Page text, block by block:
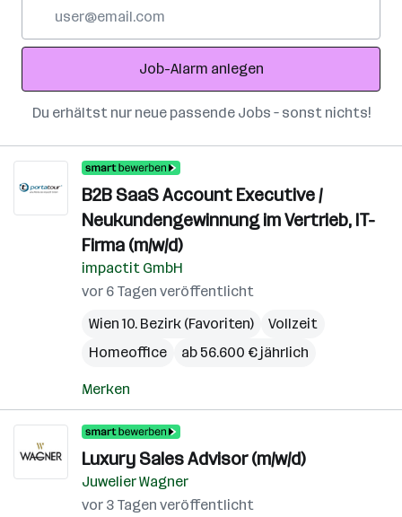
Adresse
Job-Alarm anlegen
Du erhältst nur neue passende Jobs – sonst nichts!
B2B SaaS Account Executive /
Neukundengewinnung im Vertrieb, IT-
Firma (m/w/d)
impactit GmbH
vor 6 Tagen veröffentlicht
Wien 10. Bezirk (Favoriten)
Vollzeit
Homeoffice
ab 56.600 € jährlich
Merken
Luxury Sales Advisor (m/w/d)
Juwelier Wagner
vor 3 Tagen veröffentlicht